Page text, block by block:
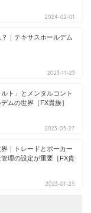
2024-02-01
｜テキサスホールデム
2023-11-23
ト」とメンタルコント
ムの世界［FX貴族］
2023-03-27
｜トレードとポーカー
理の設定が重要［FX貴
2023-01-25